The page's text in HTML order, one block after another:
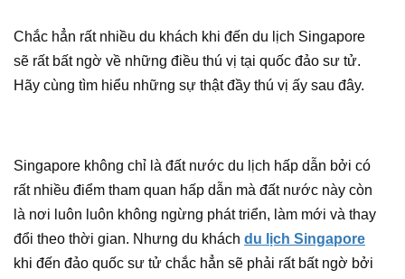
Chắc hẳn rất nhiều du khách khi đến du lịch Singapore
sẽ rất bất ngờ về những điều thú vị tại quốc đảo sư tử.
Hãy cùng tìm hiểu những sự thật đầy thú vị ấy sau đây.
Singapore không chỉ là đất nước du lịch hấp dẫn bởi có
rất nhiều điểm tham quan hấp dẫn mà đất nước này còn
là nơi luôn luôn không ngừng phát triển, làm mới và thay
đổi theo thời gian. Nhưng du khách du lịch Singapore
khi đến đảo quốc sư tử chắc hẳn sẽ phải rất bất ngờ bởi